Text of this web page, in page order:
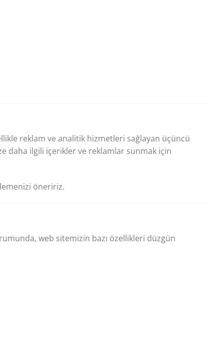
reklam ve analitik hizmetleri sağlayan üçüncü
daha ilgili içerikler ve reklamlar sunmak için
öneririz.
web sitemizin bazı özellikleri düzgün